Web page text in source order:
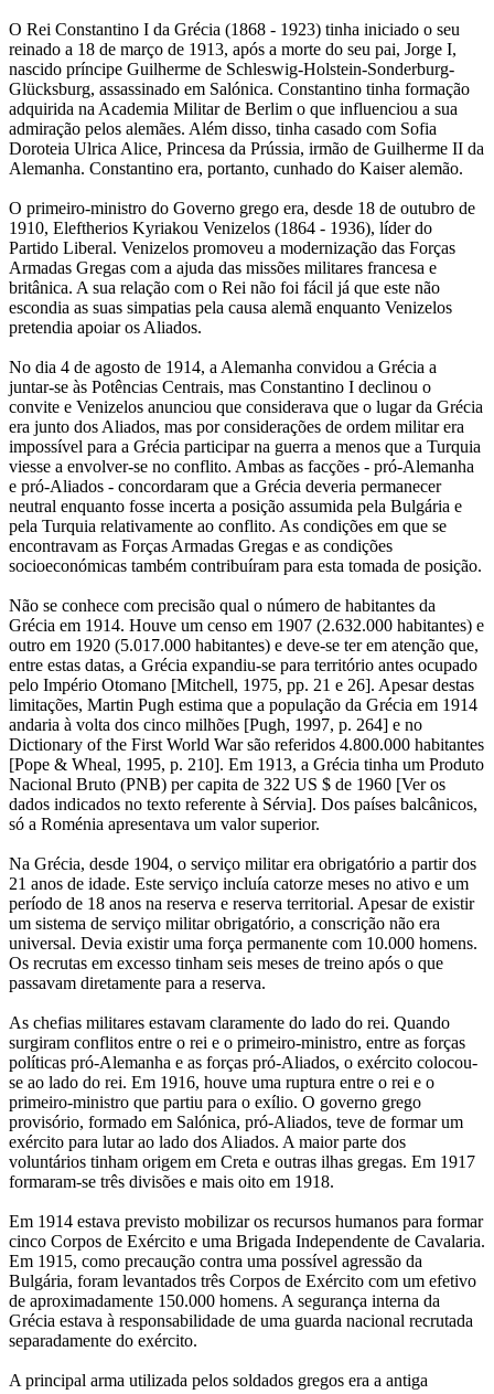
O Rei Constantino I da Grécia (1868 - 1923) tinha iniciado o seu
reinado a 18 de março de 1913, após a morte do seu pai, Jorge I,
nascido príncipe Guilherme de Schleswig-Holstein-Sonderburg-
Glücksburg, assassinado em Salónica. Constantino tinha formação
adquirida na Academia Militar de Berlim o que influenciou a sua
admiração pelos alemães. Além disso, tinha casado com Sofia
Doroteia Ulrica Alice, Princesa da Prússia, irmão de Guilherme II da
Alemanha. Constantino era, portanto, cunhado do Kaiser alemão.
O primeiro-ministro do Governo grego era, desde 18 de outubro de
1910, Eleftherios Kyriakou Venizelos (1864 - 1936), líder do
Partido Liberal. Venizelos promoveu a modernização das Forças
Armadas Gregas com a ajuda das missões militares francesa e
britânica. A sua relação com o Rei não foi fácil já que este não
escondia as suas simpatias pela causa alemã enquanto Venizelos
pretendia apoiar os Aliados.
No dia 4 de agosto de 1914, a Alemanha convidou a Grécia a
juntar-se às Potências Centrais, mas Constantino I declinou o
convite e Venizelos anunciou que considerava que o lugar da Grécia
era junto dos Aliados, mas por considerações de ordem militar era
impossível para a Grécia participar na guerra a menos que a Turquia
viesse a envolver-se no conflito. Ambas as facções - pró-Alemanha
e pró-Aliados - concordaram que a Grécia deveria permanecer
neutral enquanto fosse incerta a posição assumida pela Bulgária e
pela Turquia relativamente ao conflito. As condições em que se
encontravam as Forças Armadas Gregas e as condições
socioeconómicas também contribuíram para esta tomada de posição.
Não se conhece com precisão qual o número de habitantes da
Grécia em 1914. Houve um censo em 1907 (2.632.000 habitantes) e
outro em 1920 (5.017.000 habitantes) e deve-se ter em atenção que,
entre estas datas, a Grécia expandiu-se para território antes ocupado
pelo Império Otomano [Mitchell, 1975, pp. 21 e 26]. Apesar destas
limitações, Martin Pugh estima que a população da Grécia em 1914
andaria à volta dos cinco milhões [Pugh, 1997, p. 264] e no
Dictionary of the First World War são referidos 4.800.000 habitantes
[Pope & Wheal, 1995, p. 210]. Em 1913, a Grécia tinha um Produto
Nacional Bruto (PNB) per capita de 322 US $ de 1960 [Ver os
dados indicados no texto referente à Sérvia]. Dos países balcânicos,
só a Roménia apresentava um valor superior.
Na Grécia, desde 1904, o serviço militar era obrigatório a partir dos
21 anos de idade. Este serviço incluía catorze meses no ativo e um
período de 18 anos na reserva e reserva territorial. Apesar de existir
um sistema de serviço militar obrigatório, a conscrição não era
universal. Devia existir uma força permanente com 10.000 homens.
Os recrutas em excesso tinham seis meses de treino após o que
passavam diretamente para a reserva.
As chefias militares estavam claramente do lado do rei. Quando
surgiram conflitos entre o rei e o primeiro-ministro, entre as forças
políticas pró-Alemanha e as forças pró-Aliados, o exército colocou-
se ao lado do rei. Em 1916, houve uma ruptura entre o rei e o
primeiro-ministro que partiu para o exílio. O governo grego
provisório, formado em Salónica, pró-Aliados, teve de formar um
exército para lutar ao lado dos Aliados. A maior parte dos
voluntários tinham origem em Creta e outras ilhas gregas. Em 1917
formaram-se três divisões e mais oito em 1918.
Em 1914 estava previsto mobilizar os recursos humanos para formar
cinco Corpos de Exército e uma Brigada Independente de Cavalaria.
Em 1915, como precaução contra uma possível agressão da
Bulgária, foram levantados três Corpos de Exército com um efetivo
de aproximadamente 150.000 homens. A segurança interna da
Grécia estava à responsabilidade de uma guarda nacional recrutada
separadamente do exército.
A principal arma utilizada pelos soldados gregos era a antiga